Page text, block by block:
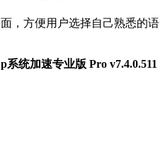
，方便用户选择自己熟悉的语
系统加速专业版 Pro v7.4.0.511